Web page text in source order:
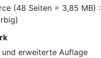
(48 Seiten = 3,85 MB) :
erweiterte Auflage